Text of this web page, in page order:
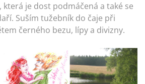
která je dost podmáčená a také se
Suším tužebník do čaje při
černého bezu, lípy a divizny.